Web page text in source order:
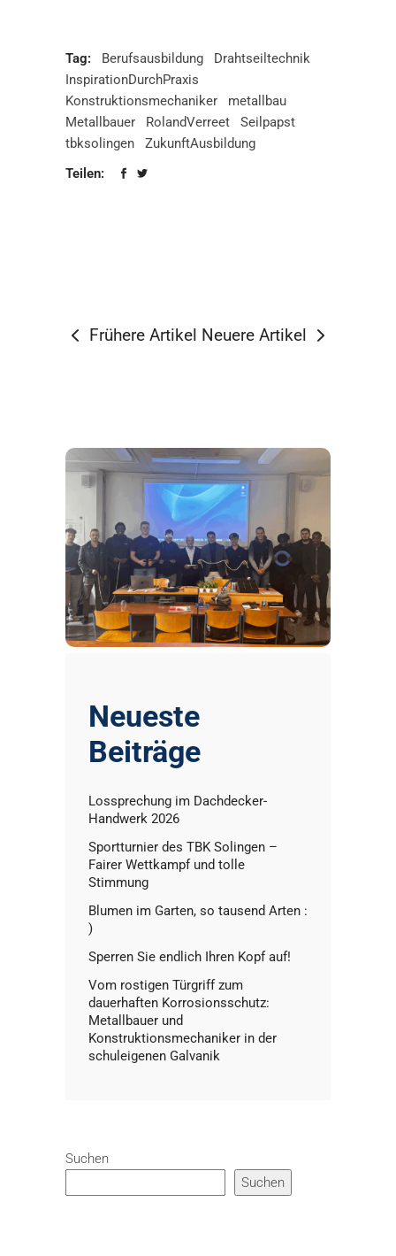
Tag: Berufsausbildung
Drahtseiltechnik
InspirationDurchPraxis
Konstruktionsmechaniker
metallbau
Metallbauer
RolandVerreet
Seilpapst
tbksolingen
ZukunftAusbildung
Teilen:
Frühere Artikel Neuere Artikel
Neueste
Beiträge
Lossprechung im Dachdecker-
Handwerk 2026
Sportturnier des TBK Solingen –
Fairer Wettkampf und tolle
Stimmung
Blumen im Garten, so tausend Arten :
)
Sperren Sie endlich Ihren Kopf auf!
Vom rostigen Türgriff zum
dauerhaften Korrosionsschutz:
Metallbauer und
Konstruktionsmechaniker in der
schuleigenen Galvanik
Suchen
Suchen